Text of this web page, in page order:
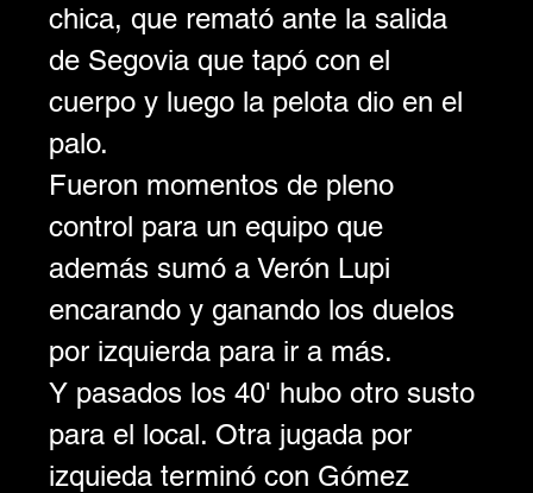
chica, que remató ante la salida
de Segovia que tapó con el
cuerpo y luego la pelota dio en el
palo.
Fueron momentos de pleno
control para un equipo que
además sumó a Verón Lupi
encarando y ganando los duelos
por izquierda para ir a más.
Y pasados los 40' hubo otro susto
para el local. Otra jugada por
izquieda terminó con Gómez